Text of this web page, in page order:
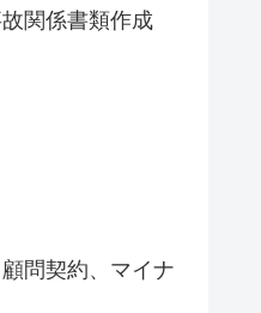
関係書類作成
問契約、マイナ